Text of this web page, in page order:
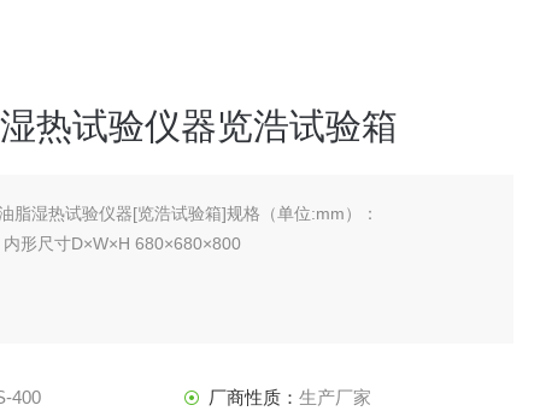
热试验仪器览浩试验箱
脂湿热试验仪器[览浩试验箱]规格（单位:mm）：
形尺寸D×W×H 680×680×800
400 厂商性质： 生产厂家